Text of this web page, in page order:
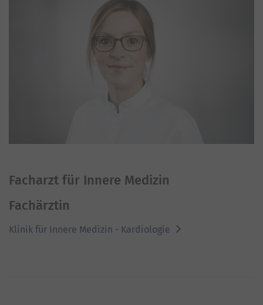
Facharzt für Innere Medizin
Fachärztin
Klinik für Innere Medizin - Kardiologie